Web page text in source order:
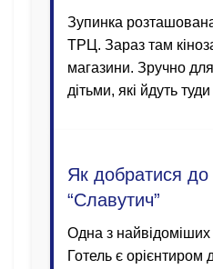
Зупинка
ТРЦ. Зараз там
магазини. Зручно
дітьми, які йдуть
Як добратися до
“Славутич”
Одна з
Готель є орієнтиром